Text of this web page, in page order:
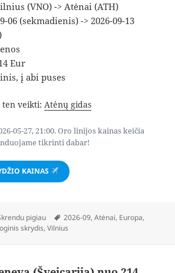
(VNO) -> Atėnai (ATH)
06 (sekmadienis) -> 2026-09-13
Eur
į abi puses
ten veikti:Atėnų gidas
05-27, 21:00. Oro linijos kainas keičia
tikrinti dabar!
KAINAS
pigiau Žymos
2026-09,Atėnai, Europa,
skrydis,Vilnius